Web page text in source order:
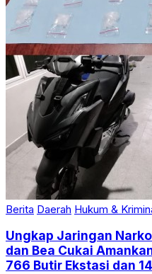
Berita Daerah Hukum &
Ungkap Jaringan
dan Bea Cukai
766 Butir Ekstasi dan